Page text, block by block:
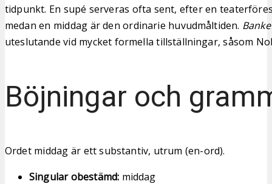
tidpunkt. En supé serveras ofta sent, efter en
medan en middag är den ordinarie huvudmåltiden.
uteslutande vid mycket formella tillställningar, såsom
Böjningar och
Ordet middag är ett substantiv, utrum (en-ord).
Singular obestämd: middag